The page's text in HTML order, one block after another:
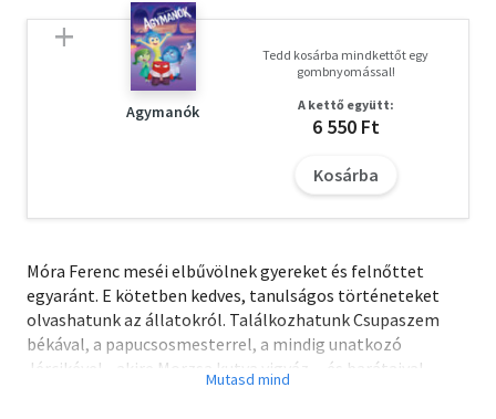
Agymanók
Tedd kosárba mindkettőt egy
gombnyomással!
A kettő együtt:
6 550 Ft
Kosárba
Móra Ferenc meséi elbűvölnek gyereket és felnőttet
egyaránt. E kötetben kedves, tanulságos történeteket
olvashatunk az állatokról. Találkozhatunk Csupaszem
békával, a papucsosmesterrel, a mindig unatkozó
Jércikével - akire Morzsa kutya vigyáz -, és barátaival.